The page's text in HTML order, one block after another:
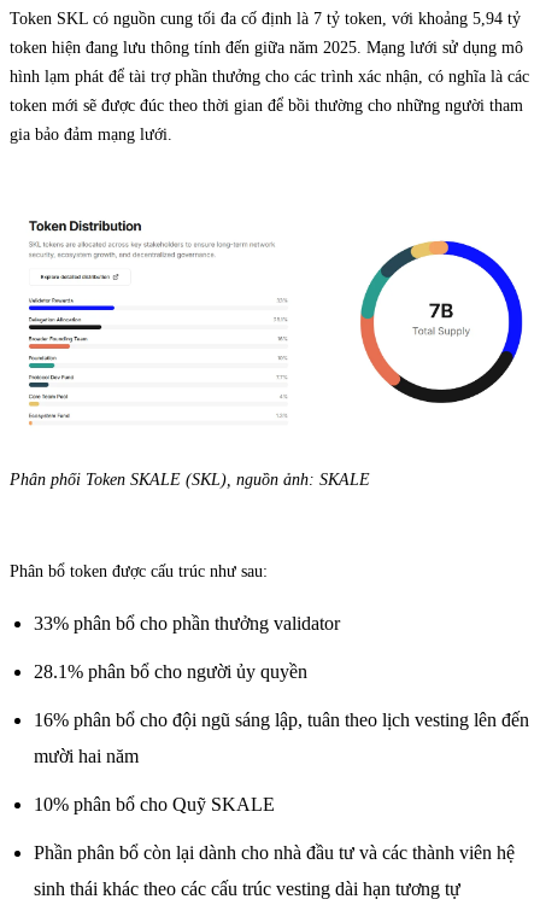
Token SKL có nguồn cung tối đa cố định là 7 tỷ token, với khoảng 5,94 tỷ
token hiện đang lưu thông tính đến giữa năm 2025. Mạng lưới sử dụng mô
hình lạm phát để tài trợ phần thưởng cho các trình xác nhận, có nghĩa là các
token mới sẽ được đúc theo thời gian để bồi thường cho những người tham
gia bảo đảm mạng lưới.
Phân phối Token SKALE (SKL), nguồn ảnh: SKALE
Phân bổ token được cấu trúc như sau:
33% phân bổ cho phần thưởng validator
28.1% phân bổ cho người ủy quyền
16% phân bổ cho đội ngũ sáng lập, tuân theo lịch vesting lên đến
mười hai năm
10% phân bổ cho Quỹ SKALE
Phần phân bổ còn lại dành cho nhà đầu tư và các thành viên hệ
sinh thái khác theo các cấu trúc vesting dài hạn tương tự